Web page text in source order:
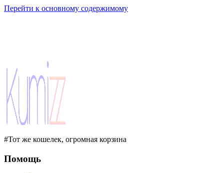
Перейти к основному содержимому
#Тот же кошелек, огромная корзина
Помощь